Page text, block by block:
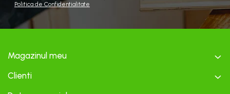
Politica de Confidentialitate
Magazinul meu
Clienti